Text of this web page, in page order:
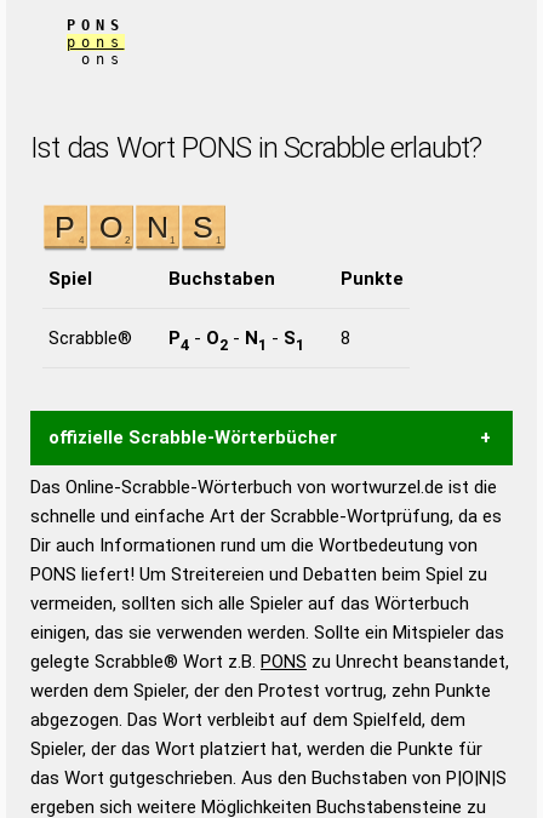
PONS
pons
ons
Ist das Wort PONS in Scrabble erlaubt?
Spiel Buchstaben Punkte
Scrabble® P4 - O2 - N1 - S1 8
offizielle Scrabble-Wörterbücher
Wortwurzel liefert mit Hilfe eines semantischen
Wortanalyse-Algorithmus gute Anhaltspunkte zu
Wortbedeutung, Worttrennung und Wortform, um die
Gültigkeit eines Wortes für das Scrabble-Spiel zu
bestimmen!
zugelassene Turnier Scrabble-
Wörterbücher sind:
Duden – Standardwerk in 12 Bänden
Duden – Richtiges und gutes
Deutsch
Duden – Die deutsche Grammatik
Das Online-Scrabble-Wörterbuch von wortwurzel.de ist die
schnelle und einfache Art der Scrabble-Wortprüfung, da es
Dir auch Informationen rund um die Wortbedeutung von
PONS liefert! Um Streitereien und Debatten beim Spiel zu
vermeiden, sollten sich alle Spieler auf das Wörterbuch
einigen, das sie verwenden werden. Sollte ein Mitspieler das
gelegte Scrabble® Wort z.B. PONS zu Unrecht beanstandet,
werden dem Spieler, der den Protest vortrug, zehn Punkte
abgezogen. Das Wort verbleibt auf dem Spielfeld, dem
Spieler, der das Wort platziert hat, werden die Punkte für
das Wort gutgeschrieben. Aus den Buchstaben von P|O|N|S
ergeben sich weitere Möglichkeiten Buchstabensteine zu